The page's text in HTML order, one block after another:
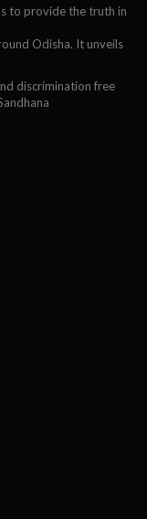
to provide the truth in
Odisha. It unveils
discrimination free